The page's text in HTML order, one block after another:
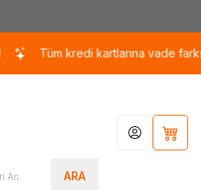
Tüm kredi kartlarına vade farksız
ARA
Hesabım